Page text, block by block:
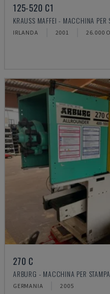
125-520 C1
KRAUSS MAFFEI - MACCHINA
IRLANDA 2001 26.000
270 C
ARBURG - MACCHINA PER
GERMANIA 2005